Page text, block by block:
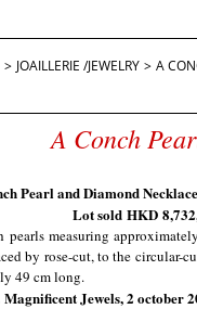
> JOAILLERIE /JEWELRY > A
A Conch
Pearl and Diamond
Lot sold HKD
pearls measuring
by rose-cut, to the circular-
49 cm long.
Magnificent Jewels, 2 october